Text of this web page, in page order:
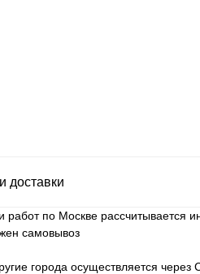
доставки
работ по Москве рассчитывается
самовывоз
города осуществляется через